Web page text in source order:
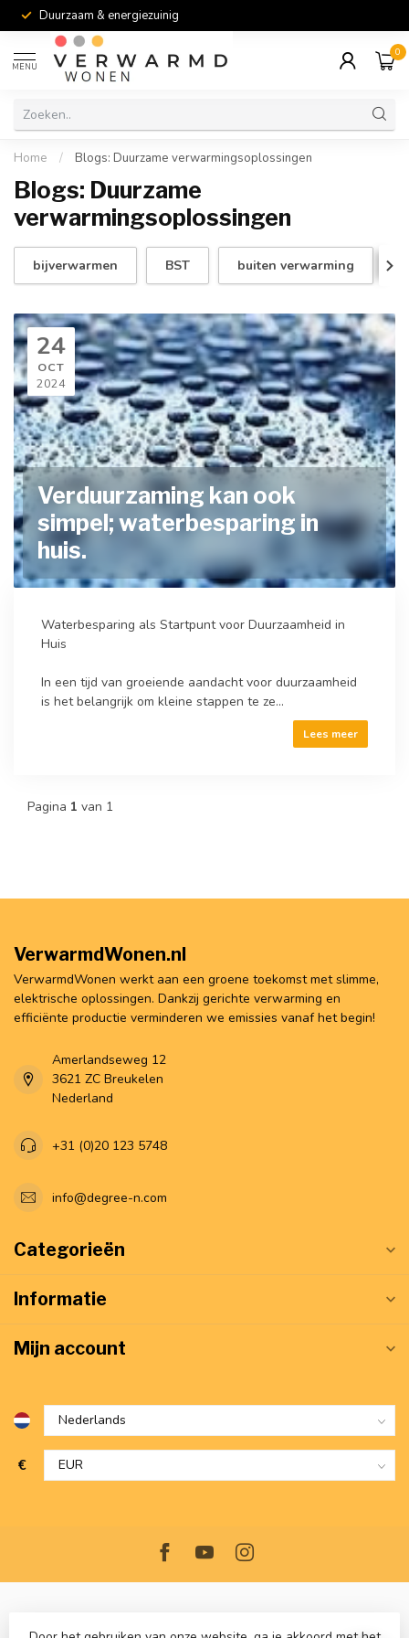
Duurzaam & energiezuinig
MENU
0
Home / Blogs: Duurzame verwarmingsoplossingen
Blogs: Duurzame
verwarmingsoplossingen
bijverwarmen BST buiten verwarming
24
OCT
2024
Verduurzaming kan ook
simpel; waterbesparing in
huis.
Waterbesparing als Startpunt voor Duurzaamheid in
Huis
In een tijd van groeiende aandacht voor duurzaamheid
is het belangrijk om kleine stappen te ze...
Lees meer
Pagina 1 van 1
VerwarmdWonen.nl
VerwarmdWonen werkt aan een groene toekomst met slimme,
elektrische oplossingen. Dankzij gerichte verwarming en
efficiënte productie verminderen we emissies vanaf het begin!
Amerlandseweg 12
3621 ZC Breukelen
Nederland
+31 (0)20 123 5748
info@degree-n.com
Categorieën
Informatie
Mijn account
€